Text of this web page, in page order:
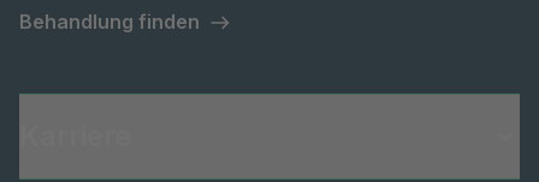
Behandlung finden